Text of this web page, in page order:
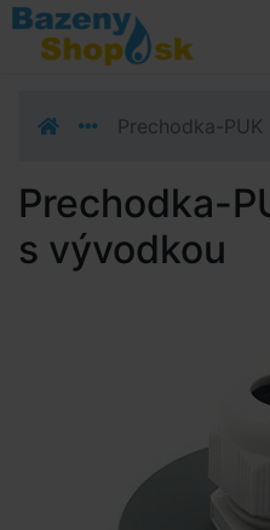
Prejsť k navigácii
Prejsť na obsah
Prejsť k bočnému stĺpci
Prechodka-
Prechodka-
s vývodkou